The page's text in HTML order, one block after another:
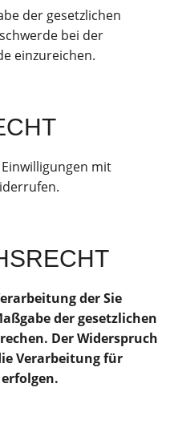
der gesetzlichen
bei der
einzureichen.
mit
der Sie
der gesetzlichen
Der Widerspruch
Verarbeitung für